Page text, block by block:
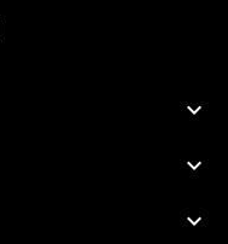


